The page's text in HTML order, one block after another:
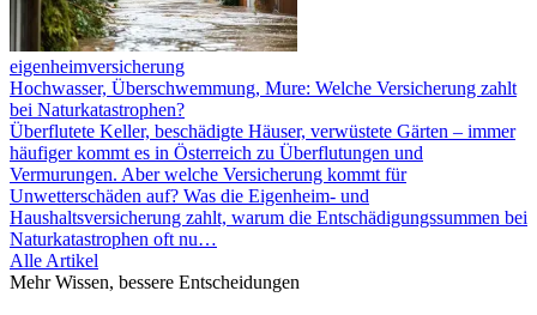
eigenheimversicherung
Hochwasser, Überschwemmung, Mure: Welche Versicherung zahlt
bei Naturkatastrophen?
Überflutete Keller, beschädigte Häuser, verwüstete Gärten – immer
häufiger kommt es in Österreich zu Überflutungen und
Vermurungen. Aber welche Versicherung kommt für
Unwetterschäden auf? Was die Eigenheim- und
Haushaltsversicherung zahlt, warum die Entschädigungssummen bei
Naturkatastrophen oft nu…
Alle Artikel
Mehr Wissen, bessere Entscheidungen